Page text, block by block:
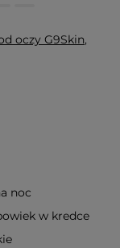
oczy G9Skin,
noc
w kredce